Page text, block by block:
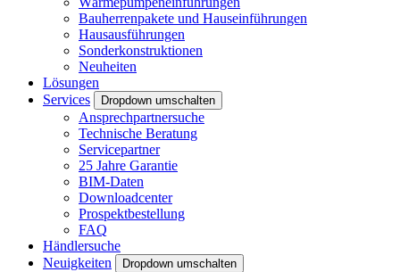
Bauherrenpakete und Hauseinführungen
Hausausführungen
Sonderkonstruktionen
Neuheiten
Lösungen
Services
Dropdown umschalten
Ansprechpartnersuche
Technische Beratung
Servicepartner
25 Jahre Garantie
BIM-Daten
Downloadcenter
Prospektbestellung
FAQ
Händlersuche
Neuigkeiten
Dropdown umschalten